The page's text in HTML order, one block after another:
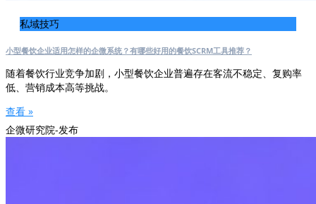
私域技巧
小型餐饮企业适用怎样的企微系统？有哪些好用的餐饮SCRM工具推荐？
随着餐饮行业竞争加剧，小型餐饮企业普遍存在客流不稳定、复购率
低、营销成本高等挑战。
查看 »
企微研究院-发布